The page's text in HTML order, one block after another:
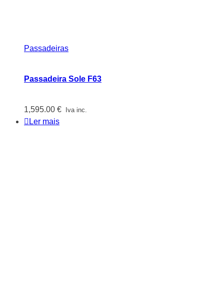
Passadeiras
Passadeira Sole F63
1,595.00 € Iva inc.
Ler mais